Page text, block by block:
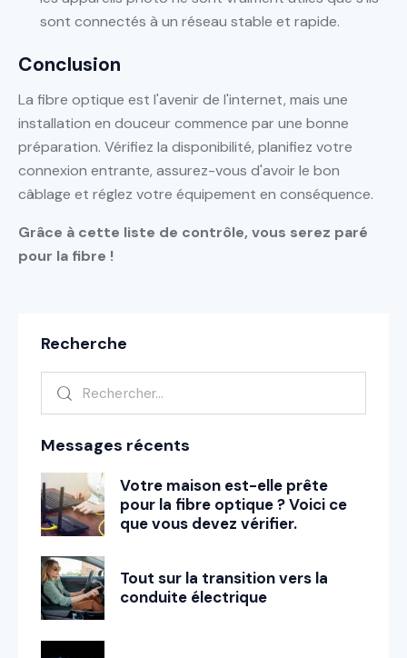
sont connectés à un réseau stable et rapide.
Conclusion
La fibre optique est l'avenir de l'internet, mais une
installation en douceur commence par une bonne
préparation. Vérifiez la disponibilité, planifiez votre
connexion entrante, assurez-vous d'avoir le bon
câblage et réglez votre équipement en conséquence.
Grâce à cette liste de contrôle, vous serez paré
pour la fibre !
Recherche
Messages récents
Votre maison est-elle prête
pour la fibre optique ? Voici ce
que vous devez vérifier.
Tout sur la transition vers la
conduite électrique